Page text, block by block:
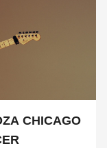
CHICAGO